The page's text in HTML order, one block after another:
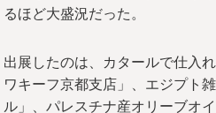
るほど大盛況だった。
出展したのは、カタールで仕入
ワキーフ京都支店」、エジプト
ル」、パレスチナ産オリーブオ